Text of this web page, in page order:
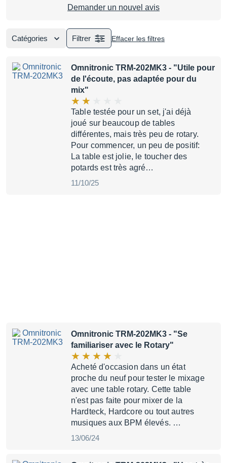
Demander un nouvel avis
Catégories Filtrer Effacer les filtres
Omnitronic TRM-202MK3 - "Utile pour
de l'écoute, pas adaptée pour du
mix"
Table testée pour un set, j'ai déjà
joué sur beaucoup de tables
différentes, mais très peu de rotary.
Pour commencer, un peu de positif:
La table est jolie, le toucher des
potards est très agré…
11/10/25
Omnitronic TRM-202MK3 - "Se
familiariser avec le Rotary"
Acheté d'occasion dans un état
proche du neuf pour tester le mixage
avec une table rotary. Cette table
n'est pas faite pour mixer de la
Hardteck, Hardcore ou tout autres
musiques aux BPM élevés. …
13/06/24